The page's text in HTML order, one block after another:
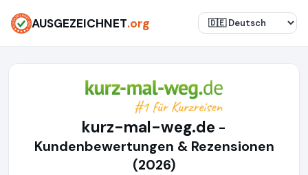
AUSGEZEICHNET.org
kurz-mal-weg.de -
Kundenbewertungen & Rezensionen
(2026)